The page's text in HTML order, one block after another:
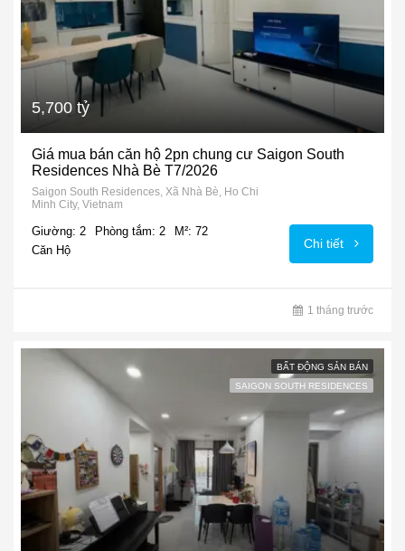
5,700 tỷ
Giá mua bán căn hộ 2pn chung cư Saigon South
Residences Nhà Bè T7/2026
Saigon South Residences, Xã Nhà Bè, Ho Chi
Minh City, Vietnam
Giường: 2 Phòng tắm: 2
M²: 72
Căn Hộ
Chi tiết
1 tháng trước
BẤT ĐỘNG SẢN BÁN
SAIGON SOUTH RESIDENCES